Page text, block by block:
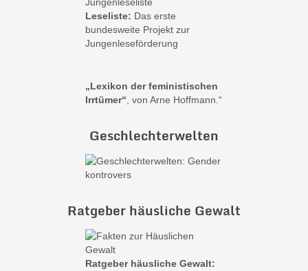
Leseliste: Das erste
bundesweite Projekt zur
Jungenleseförderung
„Lexikon der feministischen
Irrtümer“ , von Arne Hoffmann.“
Geschlechterwelten
Ratgeber häusliche Gewalt
Ratgeber häusliche Gewalt: